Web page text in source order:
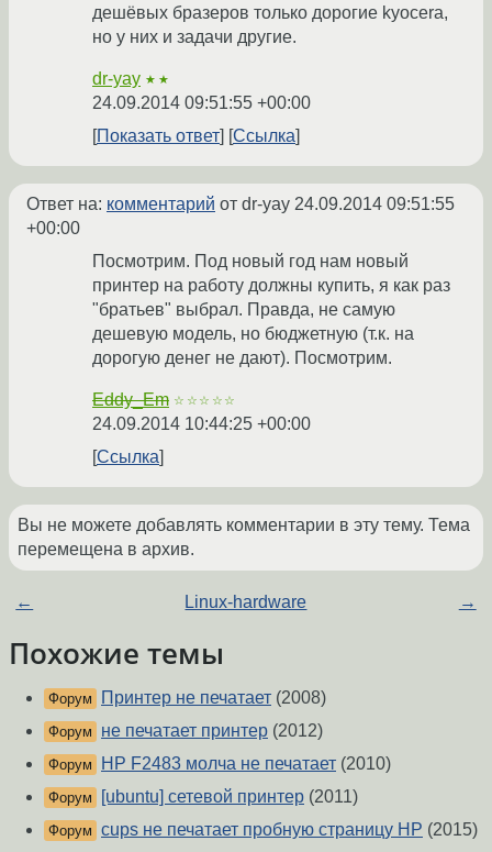
дешёвых бразеров только дорогие kyocera,
но у них и задачи другие.
dr-yay ★★
24.09.2014 09:51:55 +00:00
Показать ответ
Ссылка
Ответ на: комментарий от dr-yay 24.09.2014 09:51:55
+00:00
Посмотрим. Под новый год нам новый
принтер на работу должны купить, я как раз
"братьев" выбрал. Правда, не самую
дешевую модель, но бюджетную (т.к. на
дорогую денег не дают). Посмотрим.
Eddy_Em ☆☆☆☆☆
24.09.2014 10:44:25 +00:00
Ссылка
Вы не можете добавлять комментарии в эту тему. Тема
перемещена в архив.
← Linux-hardware →
Похожие темы
Форум Принтер не печатает (2008)
Форум не печатает принтер (2012)
Форум HP F2483 молча не печатает (2010)
Форум [ubuntu] сетевой принтер (2011)
Форум cups не печатает пробную страницу HP (2015)